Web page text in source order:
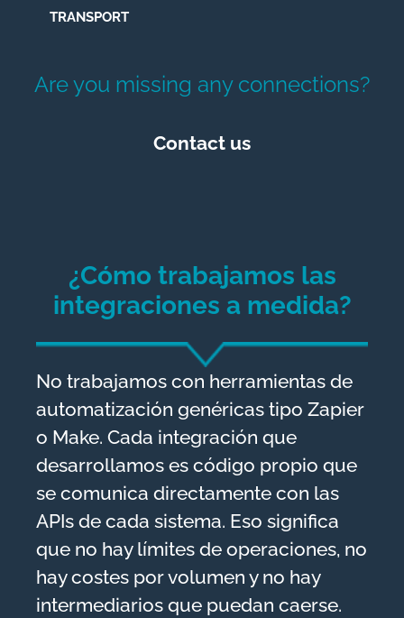
TRANSPORT
Are you missing any connections?
Contact us
¿Cómo trabajamos las
integraciones a medida?
No trabajamos con herramientas de
automatización genéricas tipo Zapier
o Make. Cada integración que
desarrollamos es código propio que
se comunica directamente con las
APIs de cada sistema. Eso significa
que no hay límites de operaciones, no
hay costes por volumen y no hay
intermediarios que puedan caerse.